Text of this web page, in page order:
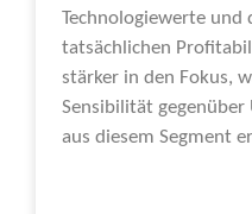
Technologiewerte und
tatsächlichen
stärker in den Fokus,
Sensibilität
aus diesem Segment